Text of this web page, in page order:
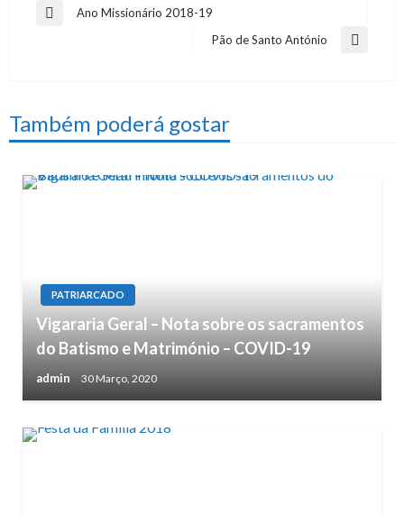
Navegação
PreviousAno Missionário 2018-19
Next
Pão de Santo António
Também poderá gostar
PATRIARCADO
Vigararia Geral – Nota sobre os sacramentos
do Batismo e Matrimónio – COVID-19
admin 30 Março, 2020